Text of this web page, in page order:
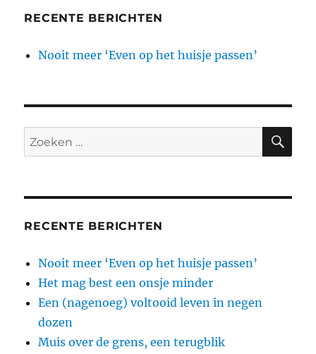
RECENTE BERICHTEN
Nooit meer ‘Even op het huisje passen’
Zoeken
naar:
RECENTE BERICHTEN
Nooit meer ‘Even op het huisje passen’
Het mag best een onsje minder
Een (nagenoeg) voltooid leven in negen
dozen
Muis over de grens, een terugblik